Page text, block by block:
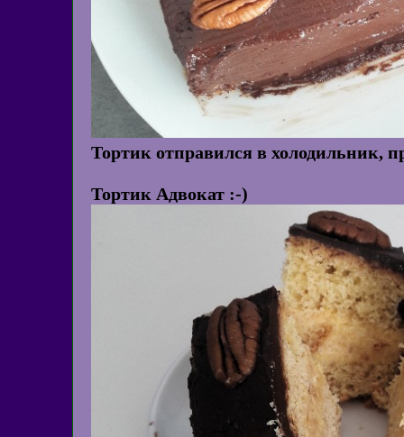
Тортик отправился в холодильник,
Тортик Адвокат :-)